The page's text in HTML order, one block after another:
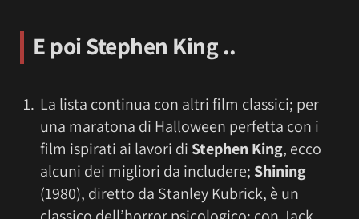
E poiStephen King ..
La lista continua con altri film classici; per
una maratona di Halloween perfetta con i
film ispirati ai lavori di Stephen King, ecco
alcuni dei migliori da includere; Shining
(1980), diretto da Stanley Kubrick, è un